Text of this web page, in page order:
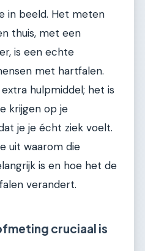
in beeld. Het meten
thuis, met een
is een echte
met hartfalen.
hulpmiddel; het is
krijgen op je
je je écht ziek voelt.
uit waarom die
is en hoe het de
verandert.
cruciaal is